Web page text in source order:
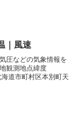
｜風速
圧などの気象情報を
観測地点緯度
道市町村区本別町天